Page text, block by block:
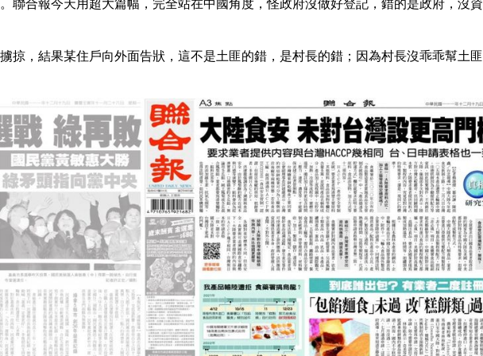
聯合報今天用超大篇幅，完全站在中國角度，怪政府沒做好登記，錯的是政府，沒
掠，結果某住戶向外面告狀，這不是土匪的錯，是村長的錯；因為村長沒乖乖幫土